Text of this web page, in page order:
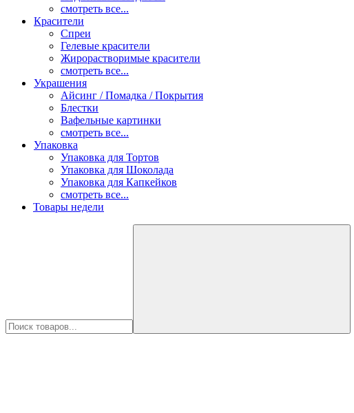
смотреть все...
Красители
Спреи
Гелевые красители
Жирорастворимые красители
смотреть все...
Украшения
Айсинг / Помадка / Покрытия
Блестки
Вафельные картинки
смотреть все...
Упаковка
Упаковка для Тортов
Упаковка для Шоколада
Упаковка для Капкейков
смотреть все...
Товары недели